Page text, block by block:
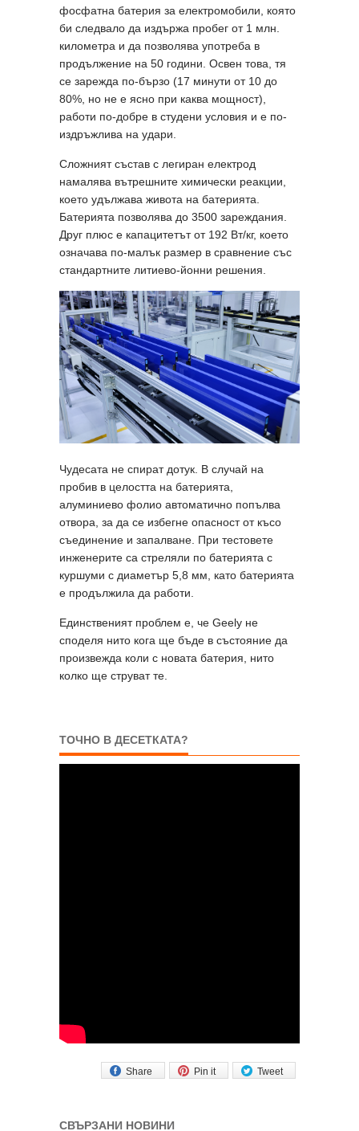
фосфатна батерия за електромобили, която
би следвало да издържа пробег от 1 млн.
километра и да позволява употреба в
продължение на 50 години. Освен това, тя
се зарежда по-бързо (17 минути от 10 до
80%, но не е ясно при каква мощност),
работи по-добре в студени условия и е по-
издръжлива на удари.
Сложният състав с легиран електрод
намалява вътрешните химически реакции,
което удължава живота на батерията.
Батерията позволява до 3500 зареждания.
Друг плюс е капацитетът от 192 Вт/кг, което
означава по-малък размер в сравнение със
стандартните литиево-йонни решения.
Чудесата не спират дотук. В случай на
пробив в целостта на батерията,
алуминиево фолио автоматично попълва
отвора, за да се избегне опасност от късо
съединение и запалване. При тестовете
инженерите са стреляли по батерията с
куршуми с диаметър 5,8 мм, като батерията
е продължила да работи.
Единственият проблем е, че Geely не
споделя нито кога ще бъде в състояние да
произвежда коли с новата батерия, нито
колко ще струват те.
ТОЧНО В ДЕСЕТКАТА?
Tweet
Pin it
Share
СВЪРЗАНИ НОВИНИ